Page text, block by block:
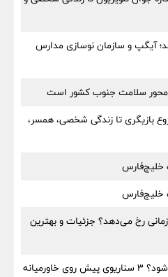
آیگپ و سازمان نوسازی مدارس
محور سلامت جنوب کشور است
بازیگری تا زندگی شخصی، همسر،
خلیج‌فارس
خلیج‌فارس
مرداد ۱۴۰۵ چه زمانی رخ می‌دهد؟ جزئیات و بهترین
جنگ ایران و آمریکا تمام می‌شود؟ ۳ سناریوی پیش روی خاورمیانه